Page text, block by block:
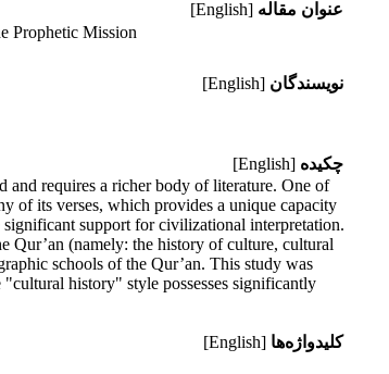
عنوان مقاله [English]
Prophetic Mission
نویسندگان [English]
چکیده [English]
and requires a richer body of literature. One of
of its verses, which provides a unique capacity
support for civilizational interpretation.
Qur’an (namely: the history of culture, cultural
schools of the Qur’an. This study was
history" style possesses significantly
کلیدواژه‌ها [English]